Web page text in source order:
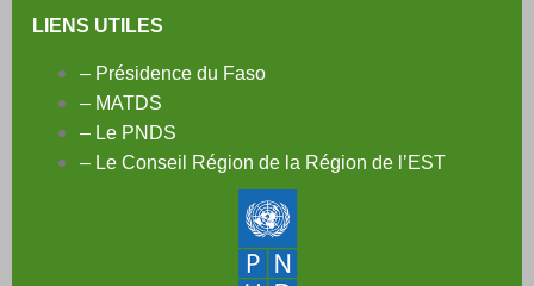
LIENS UTILES
– Présidence du Faso
– MATDS
– Le PNDS
– Le Conseil Région de la Région de l’EST